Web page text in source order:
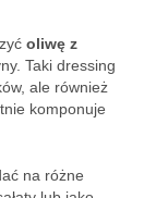
oliwę z
Taki dressing
ale również
komponuje
na różne